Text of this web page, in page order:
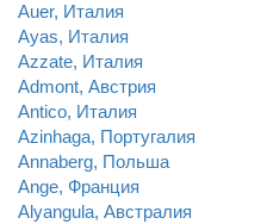
Auer, Италия
Ayas, Италия
Azzate, Италия
Admont, Австрия
Antico, Италия
Azinhaga, Португалия
Annaberg, Польша
Ange, Франция
Alyangula, Австралия